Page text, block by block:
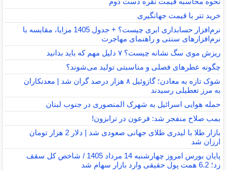
خرید تتر با قیمت جهانگیری
نرم‌افزار حسابداری ابری چیست؟ + جدول 1405 مزایا، مقایسه با
نرم‌افزارهای سنتی و راهنمای مهاجرت
ریزش موی سگ نشانه چیست؟ ۷ دلیل مهم که باید بدانید
چگونه عطرهای فصلی و مناسبتی تولید می‌شوند؟
شوک تازه به معادن؛ گازوئیل ۸ هزار درصد گران شد | معدنکاران
به مرز تعطیلی رسیدند
حمله هوایی اسرائیل به شهرک المنصوری در جنوب لبنان
بمب صلاح منفجر شد: فرعون در ترابزون!
بازار طلا با لیدری طلای جهانی صعودی شد | دلار 2 هزار تومان
ارزان شد
پایان بورس امروز چهارشنبه 14 مرداد 1405 / شاخص کل سقف
زد؛ 6.2 همت پول حقیقی وارد بازار سهام شد